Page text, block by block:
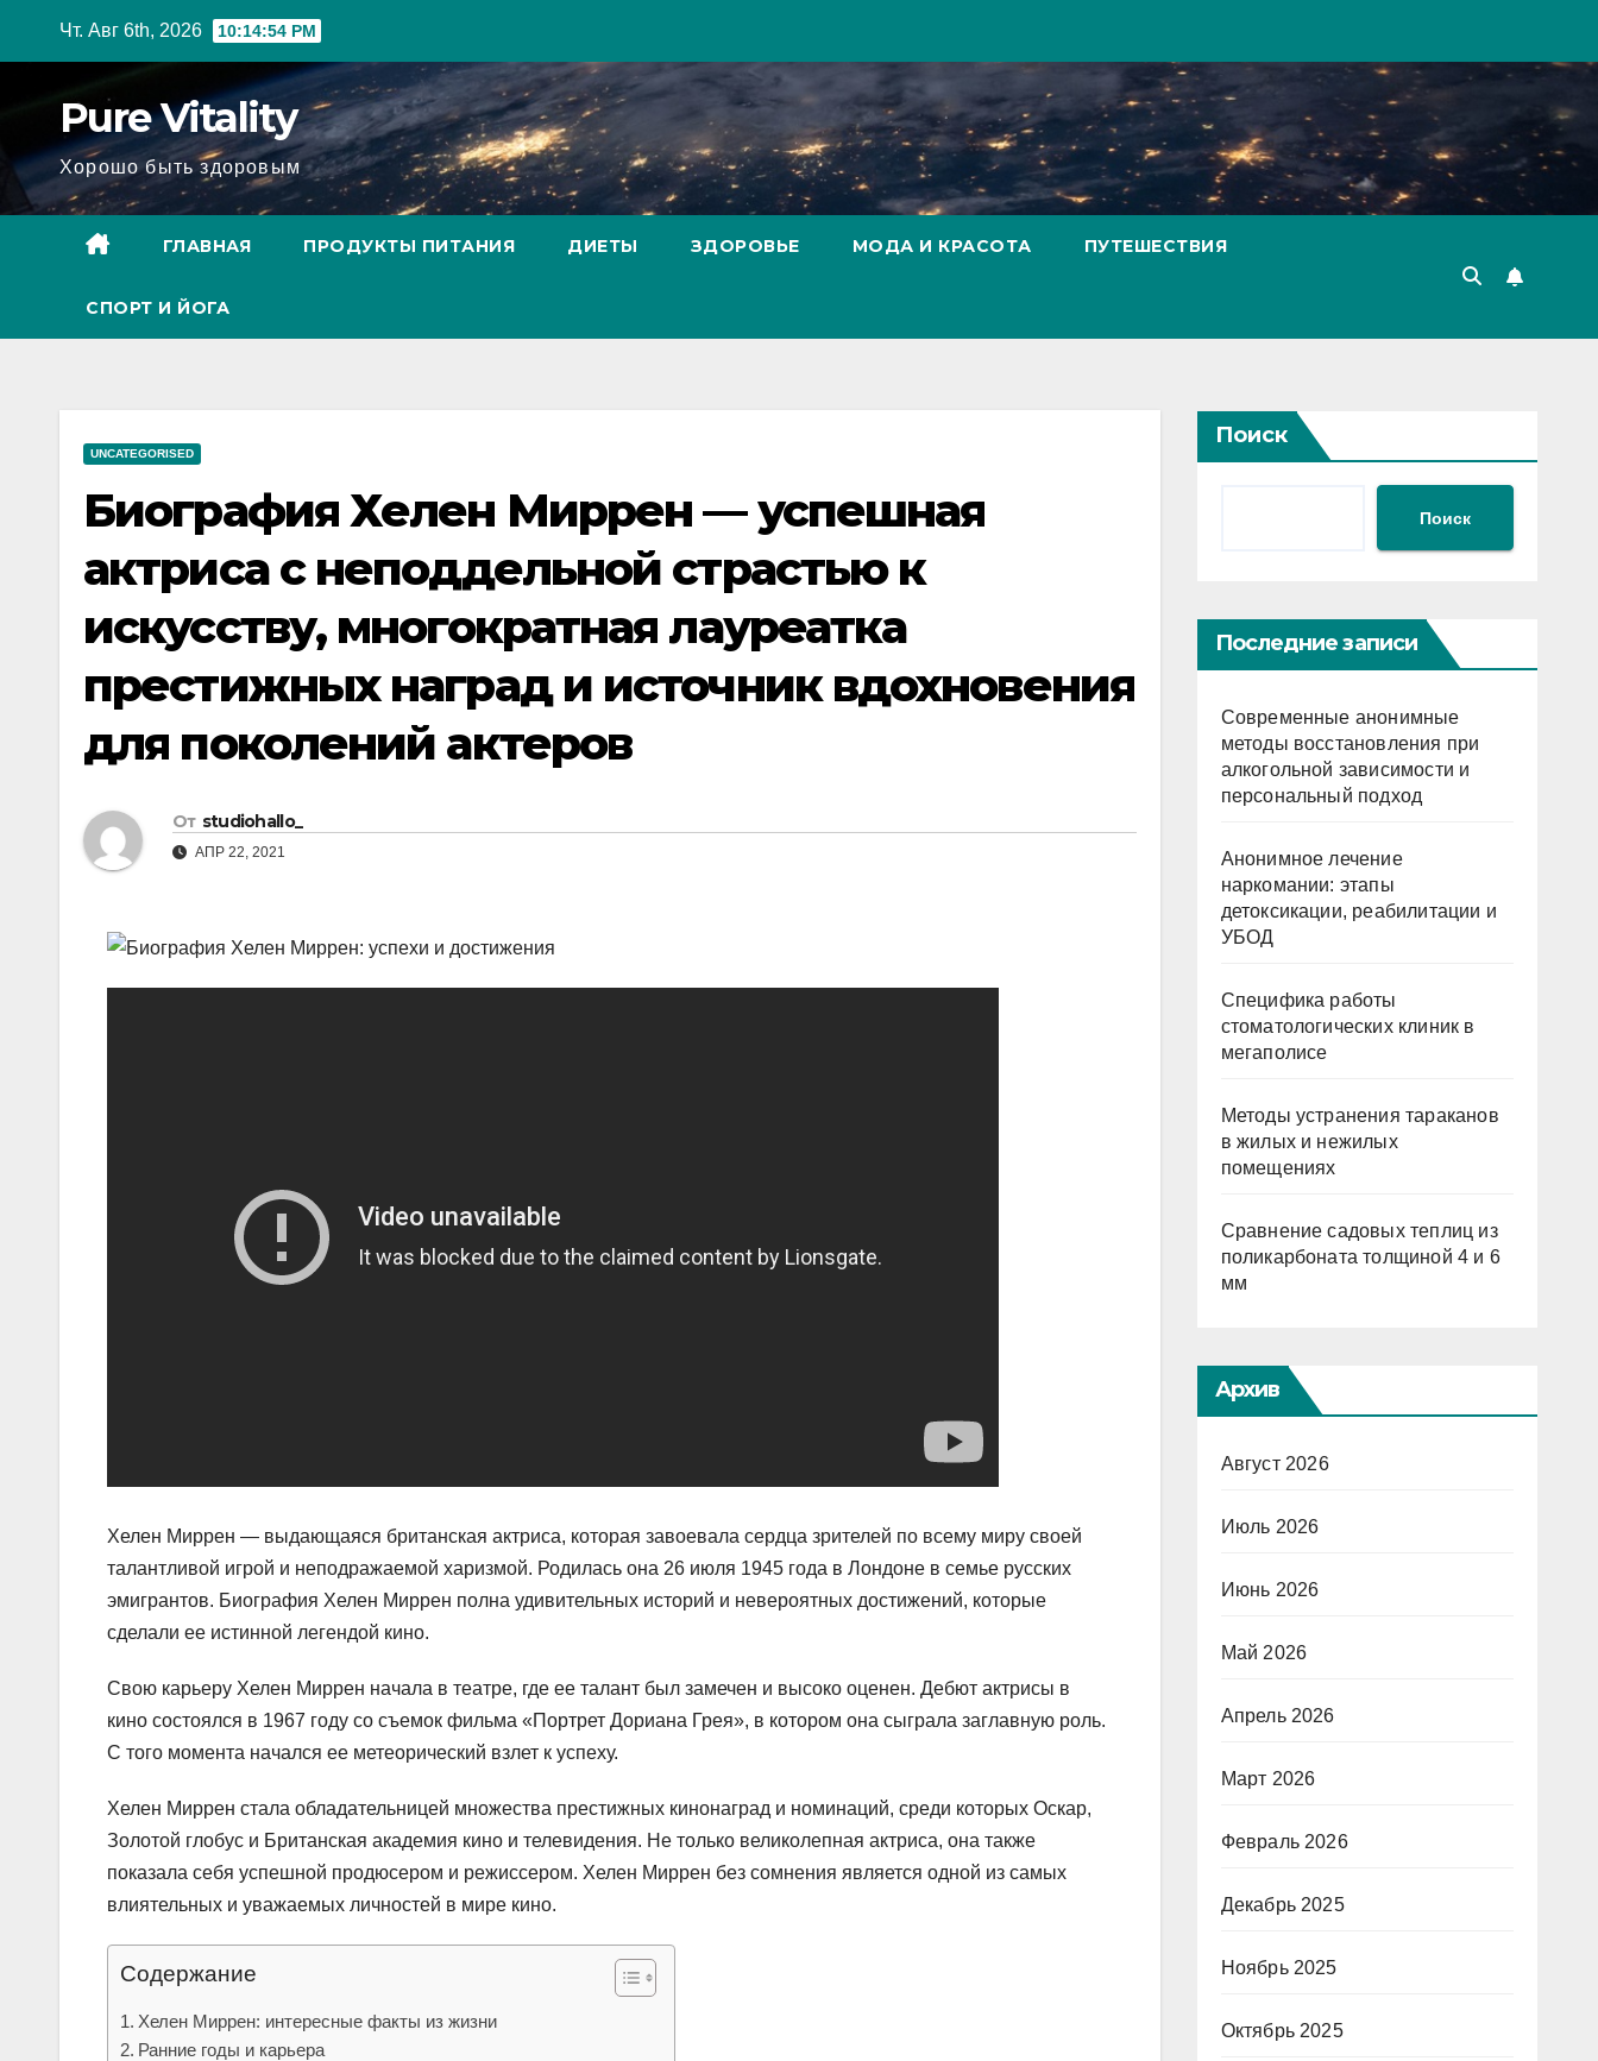
Чт. Авг 6th, 2026 10:14:55 PM
Pure Vitality
Хорошо быть здоровым
ГЛАВНАЯ ПРОДУКТЫ ПИТАНИЯ ДИЕТЫ ЗДОРОВЬЕ МОДА И КРАСОТА ПУТЕШЕСТВИЯ
СПОРТ И ЙОГА
UNCATEGORISED
Биография Хелен Миррен — успешная
актриса с неподдельной страстью к
искусству, многократная лауреатка
престижных наград и источник вдохновения
для поколений актеров
От studiohallo_
АПР 22, 2021
Хелен Миррен — выдающаяся британская актриса, которая завоевала сердца зрителей по всему миру своей
талантливой игрой и неподражаемой харизмой. Родилась она 26 июля 1945 года в Лондоне в семье русских
эмигрантов. Биография Хелен Миррен полна удивительных историй и невероятных достижений, которые
сделали ее истинной легендой кино.
Свою карьеру Хелен Миррен начала в театре, где ее талант был замечен и высоко оценен. Дебют актрисы в
кино состоялся в 1967 году со съемок фильма «Портрет Дориана Грея», в котором она сыграла заглавную роль.
С того момента начался ее метеорический взлет к успеху.
Хелен Миррен стала обладательницей множества престижных кинонаград и номинаций, среди которых Оскар,
Золотой глобус и Британская академия кино и телевидения. Не только великолепная актриса, она также
показала себя успешной продюсером и режиссером. Хелен Миррен без сомнения является одной из самых
влиятельных и уважаемых личностей в мире кино.
Содержание
Хелен Миррен: интересные факты из жизни
Ранние годы и карьера
Поиск
Поиск
Последние записи
Современные анонимные
методы восстановления при
алкогольной зависимости и
персональный подход
Анонимное лечение
наркомании: этапы
детоксикации, реабилитации и
УБОД
Специфика работы
стоматологических клиник в
мегаполисе
Методы устранения тараканов
в жилых и нежилых
помещениях
Сравнение садовых теплиц из
поликарбоната толщиной 4 и 6
мм
Архив
Август 2026
Июль 2026
Июнь 2026
Май 2026
Апрель 2026
Март 2026
Февраль 2026
Декабрь 2025
Ноябрь 2025
Октябрь 2025